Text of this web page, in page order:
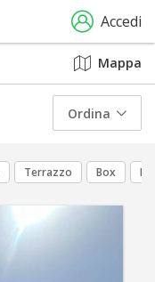
Accedi
Mappa
Ordina
Terrazzo Box